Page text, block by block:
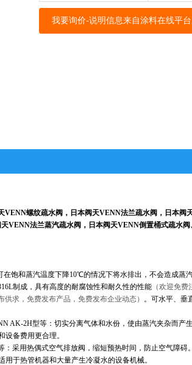
我要询价-说明信息来自涂料在线平
螺纹疏水阀，日本阀天VENN法兰疏水阀，日本阀
VENN法兰蒸汽疏水阀，日本阀天VENN倒置桶式疏水
在饱和蒸汽温度下降10℃的情况下将水排出，不会造成蒸
制成，具有高度的耐腐蚀性和耐久性的性能 （欢迎免
求，免费发布产品，免费发布企业动态） 。可水平、垂
AK-2H型等：切实分离气体和水份，使由蒸汽夹杂而产
备费用更合理。
：采用热偶式空气排放阀，缩短预热时间，防止空气障碍
于热管机器和大量产生冷凝水的设备机械。